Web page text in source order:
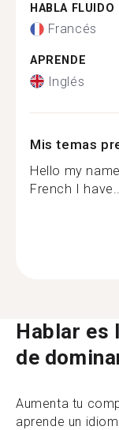
HABLA FLUIDO
Francés
APRENDE
Inglés
Mis temas
Hello my
French I have...
Hablar es
de
Aumenta tu
aprende un